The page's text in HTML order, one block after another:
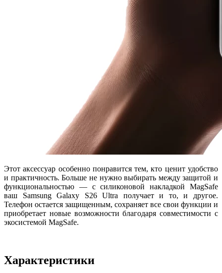
Этот аксессуар особенно понравится тем, кто ценит удобство
и практичность. Больше не нужно выбирать между защитой и
функциональностью — с силиконовой накладкой MagSafe
ваш Samsung Galaxy S26 Ultra получает и то, и другое.
Телефон остается защищенным, сохраняет все свои функции и
приобретает новые возможности благодаря совместимости с
экосистемой MagSafe.
Характеристики